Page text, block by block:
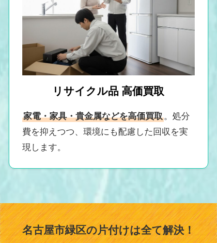
リサイクル品 高価買取
家電・家具・貴金属などを高価買取。処分
費を抑えつつ、環境にも配慮した回収を実
現します。
名古屋市緑区の片付けは全て解決！